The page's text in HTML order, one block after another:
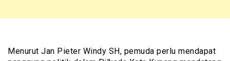
Menurut Jan Pieter Windy SH, pemuda perlu mendapat